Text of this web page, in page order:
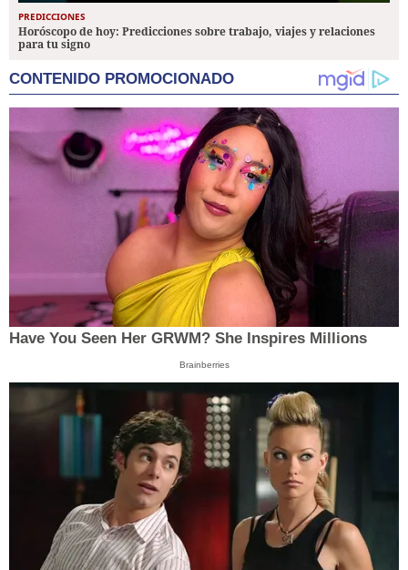
PREDICCIONES
Horóscopo de hoy: Predicciones sobre trabajo, viajes y relaciones
para tu signo
CONTENIDO PROMOCIONADO
Have You Seen Her GRWM? She Inspires Millions
Brainberries